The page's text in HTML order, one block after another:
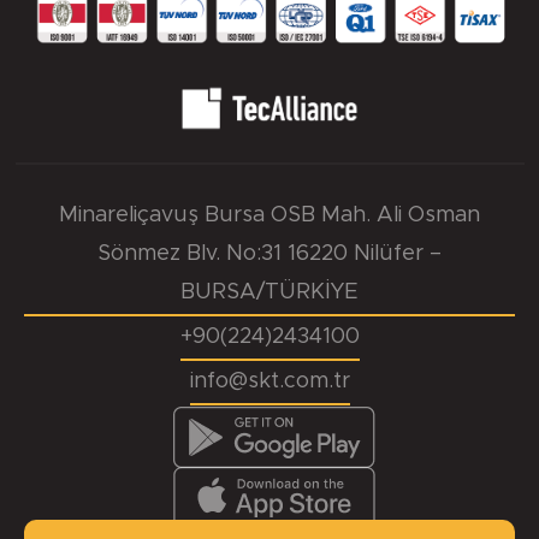
Ra=1,6÷6,3µm, Rz=10÷20µm, Rmax=25µm
Minareliçavuş Bursa OSB Mah. Ali Osman
Sönmez Blv. No:31 16220 Nilüfer –
BURSA/TÜRKİYE
+90(224)2434100
info@skt.com.tr